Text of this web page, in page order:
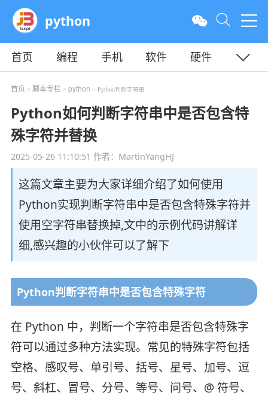
python
首页 编程 手机 软件
硬件
教程
平面 服务器
首页 > 脚本专栏> python > Python判断字符串
Python如何判断字符串中是否包含特
殊字符并替换
2025-05-26 11:10:51 作者：MartinYangHJ
这篇文章主要为大家详细介绍了如何使用
Python实现判断字符串中是否包含特殊字符并
使用空字符串替换掉,文中的示例代码讲解详
细,感兴趣的小伙伴可以了解下
Python判断字符串中是否包含特殊字符
在 Python 中，判断一个字符串是否包含特殊字
符可以通过多种方法实现。常见的特殊字符包括
空格、感叹号、单引号、括号、星号、加号、逗
号、斜杠、冒号、分号、等号、问号、@ 符号、